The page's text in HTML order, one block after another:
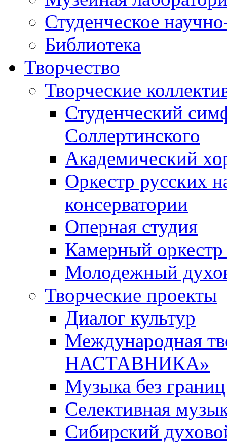
Студенческое
Библиотека
Творчество
Творческие
Студенческий
Соллертинского
Академический
Оркестр русских
консерватории
Оперная студия
Камерный оркестр
Молодежный
Творческие проекты
Диалог культур
Международная
НАСТАВНИКА»
Музыка без границ
Селективная
Сибирский